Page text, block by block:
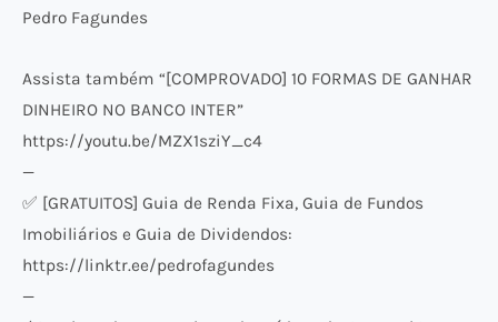
Pedro Fagundes
Assista também “[COMPROVADO] 10 FORMAS DE GANHAR
DINHEIRO NO BANCO INTER”
https://youtu.be/MZX1sziY_c4
—
✅ [GRATUITOS] Guia de Renda Fixa, Guia de Fundos
Imobiliários e Guia de Dividendos:
https://linktr.ee/pedrofagundes
—